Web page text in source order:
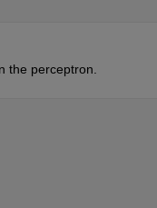
the perceptron.